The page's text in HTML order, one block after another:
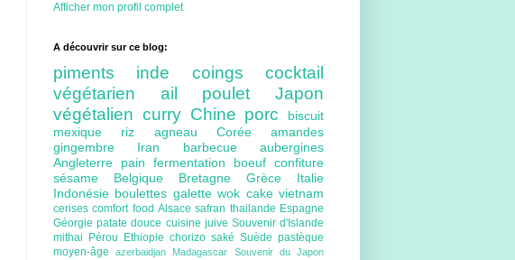
Afficher mon profil complet
A découvrir sur ce blog:
piments inde coingscocktail
végétarien ail pouletJapon
végétalien curry Chine porc
biscuit
mexique riz agneau Corée amandes
gingembre Iran barbecueaubergines
Angleterre pain fermentation boeuf confiture
sésame Belgique Bretagne Grèce Italie
Indonésie boulettes galettewok cakevietnam
cerisescomfort foodAlsacesafran thailande Espagne
Géorgiepatate douce cuisine juive Souvenir d'Islande
mithai
Pérou Ethiopie chorizo saké Suède pastèque
moyen-âgeazerbaidjan Madagascar Souvenir du Japon